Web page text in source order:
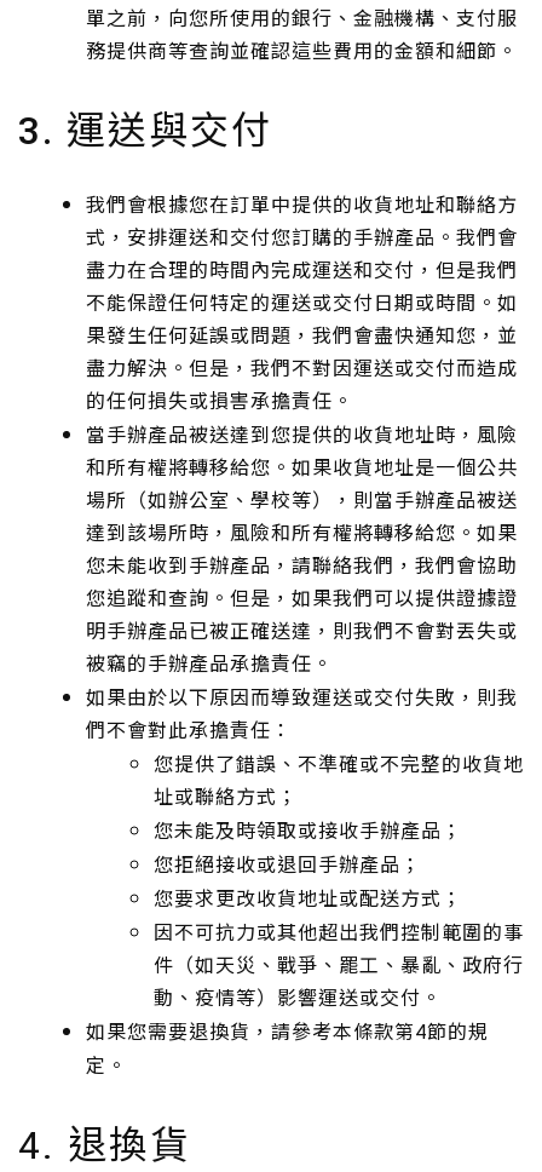
單之前，向您所使用的銀行、金融機構、支付服
務提供商等查詢並確認這些費用的金額和細節。
3. 運送與交付
我們會根據您在訂單中提供的收貨地址和聯絡方
式，安排運送和交付您訂購的手辦產品。我們會
盡力在合理的時間內完成運送和交付，但是我們
不能保證任何特定的運送或交付日期或時間。如
果發生任何延誤或問題，我們會盡快通知您，並
盡力解決。但是，我們不對因運送或交付而造成
的任何損失或損害承擔責任。
當手辦產品被送達到您提供的收貨地址時，風險
和所有權將轉移給您。如果收貨地址是一個公共
場所（如辦公室、學校等），則當手辦產品被送
達到該場所時，風險和所有權將轉移給您。如果
您未能收到手辦產品，請聯絡我們，我們會協助
您追蹤和查詢。但是，如果我們可以提供證據證
明手辦產品已被正確送達，則我們不會對丟失或
被竊的手辦產品承擔責任。
如果由於以下原因而導致運送或交付失敗，則我
們不會對此承擔責任：
您提供了錯誤、不準確或不完整的收貨地
址或聯絡方式；
您未能及時領取或接收手辦產品；
您拒絕接收或退回手辦產品；
您要求更改收貨地址或配送方式；
因不可抗力或其他超出我們控制範圍的事
件（如天災、戰爭、罷工、暴亂、政府行
動、疫情等）影響運送或交付。
如果您需要退換貨，請參考本條款第4節的規
定。
4. 退換貨